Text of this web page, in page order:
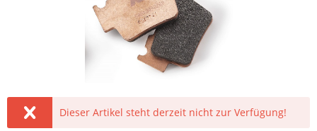
Dieser Artikel steht derzeit nicht zur Verfügung!